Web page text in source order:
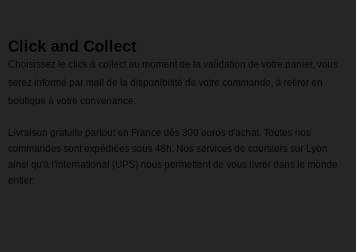
Click and Collect
Choisissez le click & collect au moment de la validation de votre panier, vous
serez informé par mail de la disponibilité de votre commande, à retirer en
boutique à votre convenance.
Livraison gratuite partout en France dès 300 euros d'achat. Toutes nos
commandes sont expédiées sous 48h. Nos services de coursiers sur Lyon
ainsi qu'à l'international (UPS) nous permettent de vous livrer dans le monde
entier.